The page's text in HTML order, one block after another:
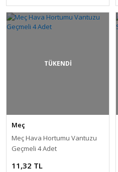
TÜKENDİ
Meç
Meç Hava Hortumu Vantuzu
Geçmeli 4 Adet
11,32 TL